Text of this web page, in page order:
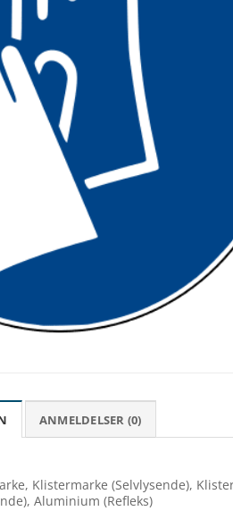
ANMELDELSER (0)
Klistermarke (Selvlysende),
Aluminium (Refleks)